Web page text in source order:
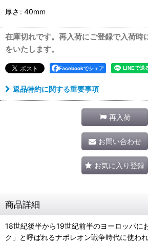
厚さ : 40mm
在庫切れです。再入荷にご登録で入荷時
をいたします。
Facebookでシェア
返品特約に関する重要事項
再入荷
お問い合わせ
お気に入り登録
商品詳細
18世紀後半から19世紀前半のヨーロッパに
ク」と呼ばれるナポレオン戦争時代に使わ